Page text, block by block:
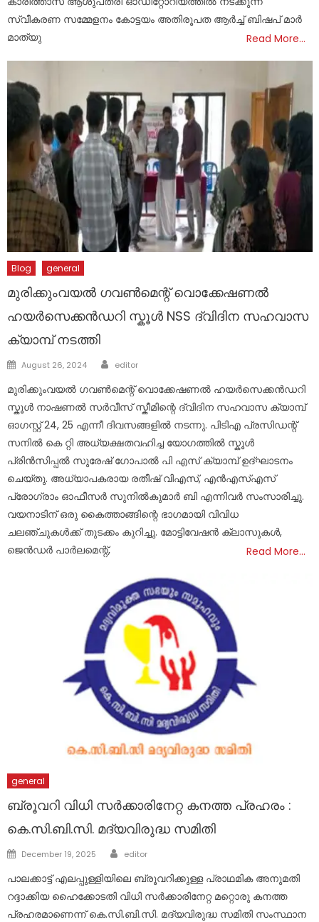
സ്വീകരണ സമ്മേളനം കോട്ടയം അതിരൂപത ആര്‍ച്ച് ബിഷപ് മാര്‍
മാത്യു
Read More…
Blog general
മുരിക്കുംവയൽ ഗവൺമെന്റ് വൊക്കേഷണൽ
ഹയർസെക്കൻഡറി സ്കൂൾ NSS ദ്വിദിന സഹവാസ
ക്യാമ്പ് നടത്തി
Posted
August 26, 2024 Author
editor
മുരിക്കുംവയൽ ഗവൺമെന്റ് വൊക്കേഷണൽ ഹയർസെക്കൻഡറി
സ്കൂൾ നാഷണൽ സർവീസ് സ്കീമിന്റെ ദ്വിദിന സഹവാസ ക്യാമ്പ്
ഓഗസ്റ്റ് 24, 25 എന്നീ ദിവസങ്ങളിൽ നടന്നു. പിടിഎ പ്രസിഡന്റ്
സനിൽ കെ റ്റി അധ്യക്ഷതവഹിച്ച യോഗത്തിൽ സ്കൂൾ
പ്രിൻസിപ്പൽ സുരേഷ് ഗോപാൽ പി എസ് ക്യാമ്പ് ഉദ്ഘാടനം
ചെയ്തു. അധ്യാപകരായ രതീഷ് വിഎസ്, എൻഎസ്എസ്
പ്രോഗ്രാം ഓഫീസർ സുനിൽകുമാർ ബി എന്നിവർ സംസാരിച്ചു.
വയനാടിന് ഒരു കൈത്താങ്ങിന്റെ ഭാഗമായി വിവിധ
ചലഞ്ചുകൾക്ക് തുടക്കം കുറിച്ചു. മോട്ടിവേഷൻ ക്ലാസുകൾ,
ജെൻഡർ പാർലമെന്റ്,
Read More…
general
ബ്രൂവറി വിധി സര്‍ക്കാരിനേറ്റ കനത്ത പ്രഹരം :
കെ.സി.ബി.സി. മദ്യവിരുദ്ധ സമിതി
Posted
December 19, 2025 Author
editor
പാലക്കാട്ട് എലപ്പുള്ളിയിലെ ബ്രൂവറിക്കുള്ള പ്രാഥമിക അനുമതി
റദ്ദാക്കിയ ഹൈക്കോടതി വിധി സര്‍ക്കാരിനേറ്റ മറ്റൊരു കനത്ത
പ്രഹരമാണെന്ന് കെ.സി.ബി.സി. മദ്യവിരുദ്ധ സമിതി സംസ്ഥാന